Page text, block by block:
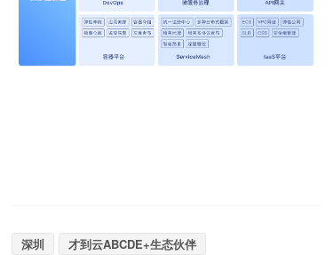
深圳 才到云ABCDE+生态伙伴